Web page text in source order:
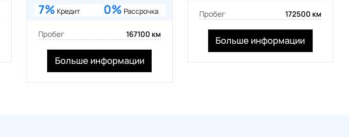
7% Кредит 0% Рассрочка
Пробег 167100 км
Больше информации
Пробег 172500 км
Больше информации